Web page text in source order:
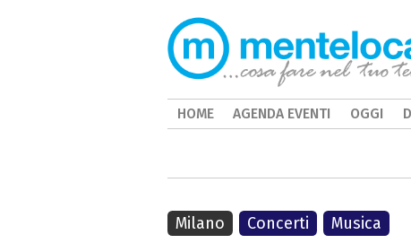
Milano Concerti Musica
HOME AGENDA EVENTI OGGI